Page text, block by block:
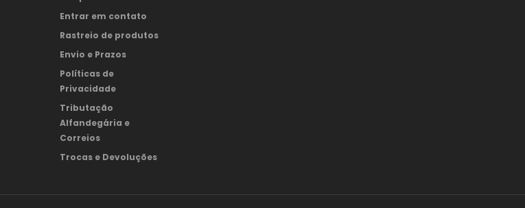
Entrar em contato
Rastreio de produtos
Envio e Prazos
Políticas de
Privacidade
Tributação
Alfandegária e
Correios
Trocas e Devoluções